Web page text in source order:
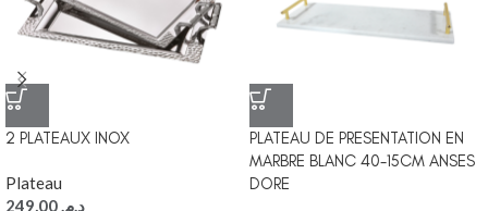
2 PLATEAUX INOX
Plateau
د.م.
PLATEAU DE PRESENTATION EN
MARBRE BLANC 40-15CM ANSES
DORE